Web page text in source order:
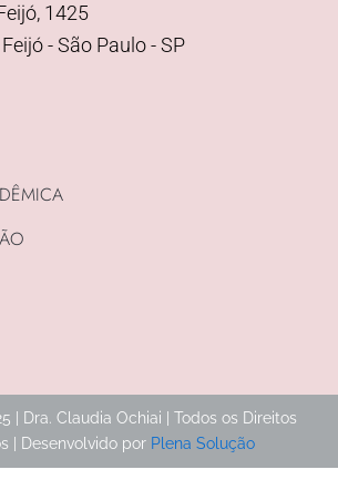
1425
- São Paulo - SP
| Dra. Claudia Ochiai | Todos os Direitos
| Desenvolvido por Plena Solução